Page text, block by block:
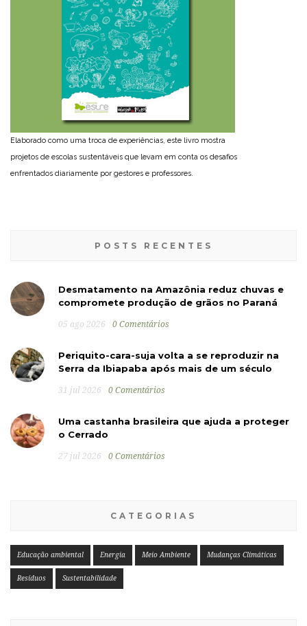
Elaborado como uma troca de experiências, este livro mostra
projetos de escolas sustentáveis que levam em conta os desafios
enfrentados diariamente por gestores e professores.
POSTS RECENTES
Desmatamento na Amazônia reduz chuvas e
compromete produção de grãos no Paraná
05 ago 2026 0 Comentários
Periquito-cara-suja volta a se reproduzir na
Serra da Ibiapaba após mais de um século
31 jul 2026 0 Comentários
Uma castanha brasileira que ajuda a proteger
o Cerrado
27 jul 2026 0 Comentários
CATEGORIAS
Educação ambiental Energia Meio Ambiente Mudanças Climáticas
Resíduos Sustentabilidade